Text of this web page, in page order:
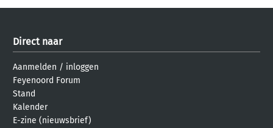
Direct naar
Aanmelden / inloggen
Feyenoord Forum
Stand
Kalender
E-zine (nieuwsbrief)